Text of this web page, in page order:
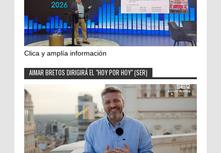
Clica y amplía información
AIMAR BRETOS DIRIGIRÁ EL "HOY POR HOY" (SER)